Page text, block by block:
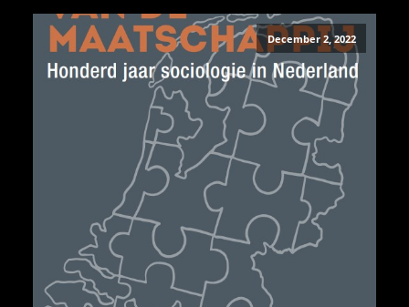
December 2, 2022